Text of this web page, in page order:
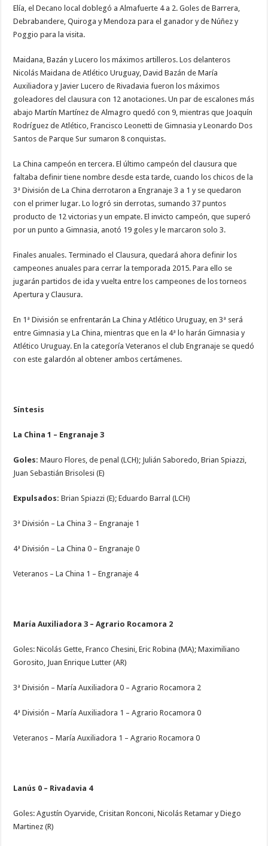
Elía, el Decano local doblegó a Almafuerte 4 a 2. Goles de Barrera,
Debrabandere, Quiroga y Mendoza para el ganador y de Núñez y
Poggio para la visita.
Maidana, Bazán y Lucero los máximos artilleros. Los delanteros
Nicolás Maidana de Atlético Uruguay, David Bazán de María
Auxiliadora y Javier Lucero de Rivadavia fueron los máximos
goleadores del clausura con 12 anotaciones. Un par de escalones más
abajo Martín Martínez de Almagro quedó con 9, mientras que Joaquín
Rodríguez de Atlético, Francisco Leonetti de Gimnasia y Leonardo Dos
Santos de Parque Sur sumaron 8 conquistas.
La China campeón en tercera. El último campeón del clausura que
faltaba definir tiene nombre desde esta tarde, cuando los chicos de la
3ª División de La China derrotaron a Engranaje 3 a 1 y se quedaron
con el primer lugar. Lo logró sin derrotas, sumando 37 puntos
producto de 12 victorias y un empate. El invicto campeón, que superó
por un punto a Gimnasia, anotó 19 goles y le marcaron solo 3.
Finales anuales. Terminado el Clausura, quedará ahora definir los
campeones anuales para cerrar la temporada 2015. Para ello se
jugarán partidos de ida y vuelta entre los campeones de los torneos
Apertura y Clausura.
En 1ª División se enfrentarán La China y Atlético Uruguay, en 3ª será
entre Gimnasia y La China, mientras que en la 4ª lo harán Gimnasia y
Atlético Uruguay. En la categoría Veteranos el club Engranaje se quedó
con este galardón al obtener ambos certámenes.
Síntesis
La China 1 – Engranaje 3
Goles: Mauro Flores, de penal (LCH); Julián Saboredo, Brian Spiazzi,
Juan Sebastián Brisolesi (E)
Expulsados:Brian Spiazzi (E); Eduardo Barral (LCH)
3ª División – La China 3 – Engranaje 1
4ª División – La China 0 – Engranaje 0
Veteranos – La China 1 – Engranaje 4
María Auxiliadora 3 – Agrario Rocamora 2
Goles: Nicolás Gette, Franco Chesini, Eric Robina (MA); Maximiliano
Gorosito, Juan Enrique Lutter (AR)
3ª División – María Auxiliadora 0 – Agrario Rocamora 2
4ª División – María Auxiliadora 1 – Agrario Rocamora 0
Veteranos – María Auxiliadora 1 – Agrario Rocamora 0
Lanús 0 – Rivadavia 4
Goles: Agustín Oyarvide, Crisitan Ronconi, Nicolás Retamar y Diego
Martinez (R)